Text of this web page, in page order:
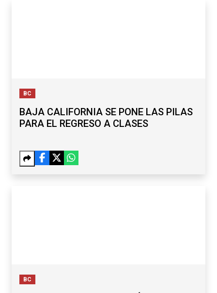
BC
BAJA CALIFORNIA SE PONE LAS PILAS
PARA EL REGRESO A CLASES
BC